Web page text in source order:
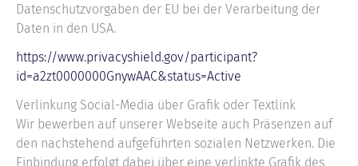
Datenschutzvorgaben der EU bei der Verarbeitung der
Daten in den USA.
https://www.privacyshield.gov/participant?
id=a2zt0000000GnywAAC&status=Active
Verlinkung Social-Media über Grafik oder Textlink
Wir bewerben auf unserer Webseite auch Präsenzen auf
den nachstehend aufgeführten sozialen Netzwerken. Die
Einbindung erfolgt dabei über eine verlinkte Grafik des